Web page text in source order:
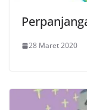
28 Maret 2020